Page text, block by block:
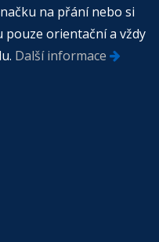
na přání nebo si
pouze orientační a vždy
Další informace